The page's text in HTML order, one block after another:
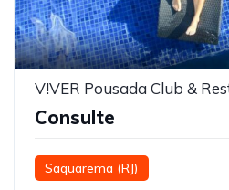
V!VER Pousada Club &
Consulte
Saquarema (RJ)